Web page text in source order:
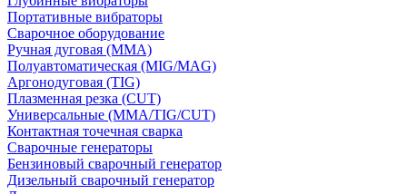
Портативные вибраторы
Сварочное оборудование
Ручная дуговая (MMA)
Полуавтоматическая (MIG/MAG)
Аргонодуговая (TIG)
Плазменная резка (CUT)
Универсальные (MMA/TIG/CUT)
Контактная точечная сварка
Сварочные генераторы
Бензиновый сварочный генератор
Дизельный сварочный генератор